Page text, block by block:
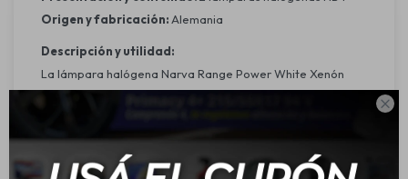

Origen y fabricación: Alemania
Descripción y utilidad:
La lámpara halógena Narva Range Power White Xenón
permite una actualización directa de las lámparas
halógenas estándar, sin necesidad de modificaciones